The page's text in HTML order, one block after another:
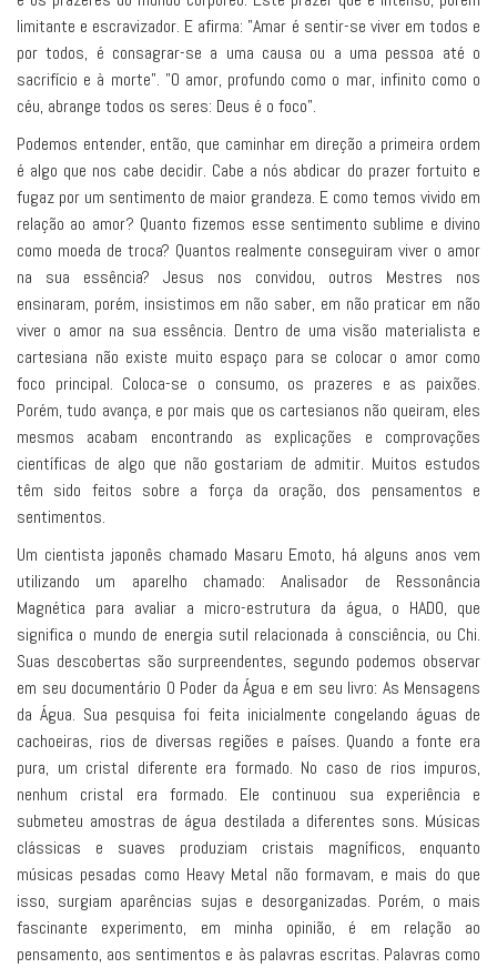
limitante e escravizador. E afirma: "Amar é sentir-se viver em todos e
por todos, é consagrar-se a uma causa ou a uma pessoa até o
sacrifício e à morte". "O amor, profundo como o mar, infinito como o
céu, abrange todos os seres: Deus é o foco".
Podemos entender, então, que caminhar em direção a primeira ordem
é algo que nos cabe decidir. Cabe a nós abdicar do prazer fortuito e
fugaz por um sentimento de maior grandeza. E como temos vivido em
relação ao amor? Quanto fizemos esse sentimento sublime e divino
como moeda de troca? Quantos realmente conseguiram viver o amor
na sua essência? Jesus nos convidou, outros Mestres nos
ensinaram, porém, insistimos em não saber, em não praticar em não
viver o amor na sua essência. Dentro de uma visão materialista e
cartesiana não existe muito espaço para se colocar o amor como
foco principal. Coloca-se o consumo, os prazeres e as paixões.
Porém, tudo avança, e por mais que os cartesianos não queiram, eles
mesmos acabam encontrando as explicações e comprovações
científicas de algo que não gostariam de admitir. Muitos estudos
têm sido feitos sobre a força da oração, dos pensamentos e
sentimentos.
Um cientista japonês chamado Masaru Emoto, há alguns anos vem
utilizando um aparelho chamado: Analisador de Ressonância
Magnética para avaliar a micro-estrutura da água, o HADO, que
significa o mundo de energia sutil relacionada à consciência, ou Chi.
Suas descobertas são surpreendentes, segundo podemos observar
em seu documentário O Poder da Água e em seu livro: As Mensagens
da Água. Sua pesquisa foi feita inicialmente congelando águas de
cachoeiras, rios de diversas regiões e países. Quando a fonte era
pura, um cristal diferente era formado. No caso de rios impuros,
nenhum cristal era formado. Ele continuou sua experiência e
submeteu amostras de água destilada a diferentes sons. Músicas
clássicas e suaves produziam cristais magníficos, enquanto
músicas pesadas como Heavy Metal não formavam, e mais do que
isso, surgiam aparências sujas e desorganizadas. Porém, o mais
fascinante experimento, em minha opinião, é em relação ao
pensamento, aos sentimentos e às palavras escritas. Palavras como